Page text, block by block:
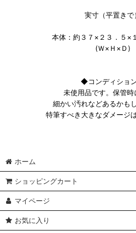
実寸（平置きで
本体：約３７×２３．５×
(Ｗ×Ｈ×Ｄ)
◆コンディショ
未使用品です。保管時
細かい汚れなどあるかも
特筆すべき大きなダメージ
ホーム
ショッピングカート
マイページ
お気に入り